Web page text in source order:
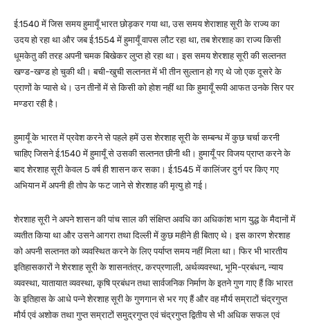
ई.1540 में जिस समय हुमायूँ भारत छोड़कर गया था, उस समय शेराशाह सूरी के राज्य का
उदय हो रहा था और जब ई.1554 में हुमायूँ वापस लौट रहा था, तब शेरशाह का राज्य किसी
धूमकेतु की तरह अपनी चमक बिखेकर लुप्त हो रहा था। इस समय शेरशाह सूरी की सल्तनत
खण्ड-खण्ड हो चुकी थी। बची-खुची सल्तनत में भी तीन सुल्तान हो गए थे जो एक दूसरे के
प्राणों के प्यासे थे। उन तीनों में से किसी को होश नहीं था कि हुमायूँ रूपी आफत उनके सिर पर
मण्डरा रही है।
हुमायूँ के भारत में प्रवेश करने से पहले हमें उस शेरशाह सूरी के सम्बन्ध में कुछ चर्चा करनी
चाहिए जिसने ई.1540 में हुमायूँ से उसकी सल्तनत छीनी थी। हुमायूँ पर विजय प्राप्त करने के
बाद शेरशाह सूरी केवल 5 वर्ष ही शासन कर सका। ई.1545 में कालिंजर दुर्ग पर किए गए
अभियान में अपनी ही तोप के फट जाने से शेरशाह की मृत्यु हो गई।
शेरशाह सूरी ने अपने शासन की पांच साल की संक्षिप्त अवधि का अधिकांश भाग युद्ध के मैदानों में
व्यतीत किया था और उसने आगरा तथा दिल्ली में कुछ महीने ही बिताए थे। इस कारण शेरशाह
को अपनी सल्तनत को व्यवस्थित करने के लिए पर्याप्त समय नहीं मिला था। फिर भी भारतीय
इतिहासकारों ने शेरशाह सूरी के शासनतंत्र, करप्रणाली, अर्थव्यवस्था, भूमि-प्रबंधन, न्याय
व्यवस्था, यातायात व्यवस्था, कृषि प्रबंधन तथा सार्वजनिक निर्माण के इतने गुण गाए हैं कि भारत
के इतिहास के आधे पन्ने शेरशाह सूरी के गुणगान से भर गए हैं और वह मौर्य सम्राटों चंद्रगुप्त
मौर्य एवं अशोक तथा गुप्त सम्राटों समुद्रगुप्त एवं चंद्रगुप्त द्वितीय से भी अधिक सफल एवं